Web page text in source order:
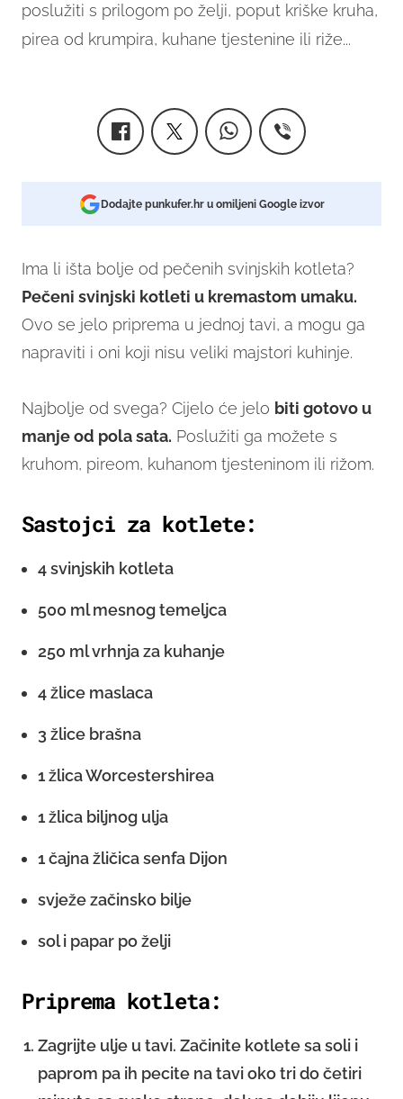
poslužiti s prilogom po želji, poput kriške kruha,
pirea od krumpira, kuhane tjestenine ili riže...
Dodajte punkufer.hr u omiljeni Google izvor
Ima li išta bolje od pečenih svinjskih kotleta?
Pečeni svinjski kotleti u kremastom umaku.
Ovo se jelo priprema u jednoj tavi, a mogu ga
napraviti i oni koji nisu veliki majstori kuhinje.
Najbolje od svega? Cijelo će jelo biti gotovo u
manje od pola sata. Poslužiti ga možete s
kruhom, pireom, kuhanom tjesteninom ili rižom.
Sastojci za kotlete:
4 svinjskih kotleta
500 ml mesnog temeljca
250 ml vrhnja za kuhanje
4 žlice maslaca
3 žlice brašna
1 žlica Worcestershirea
1 žlica biljnog ulja
1 čajna žličica senfa Dijon
svježe začinsko bilje
sol i papar po želji
Priprema kotleta:
Zagrijte ulje u tavi. Začinite kotlete sa soli i
paprom pa ih pecite na tavi oko tri do četiri